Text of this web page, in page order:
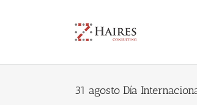
31 agosto Día